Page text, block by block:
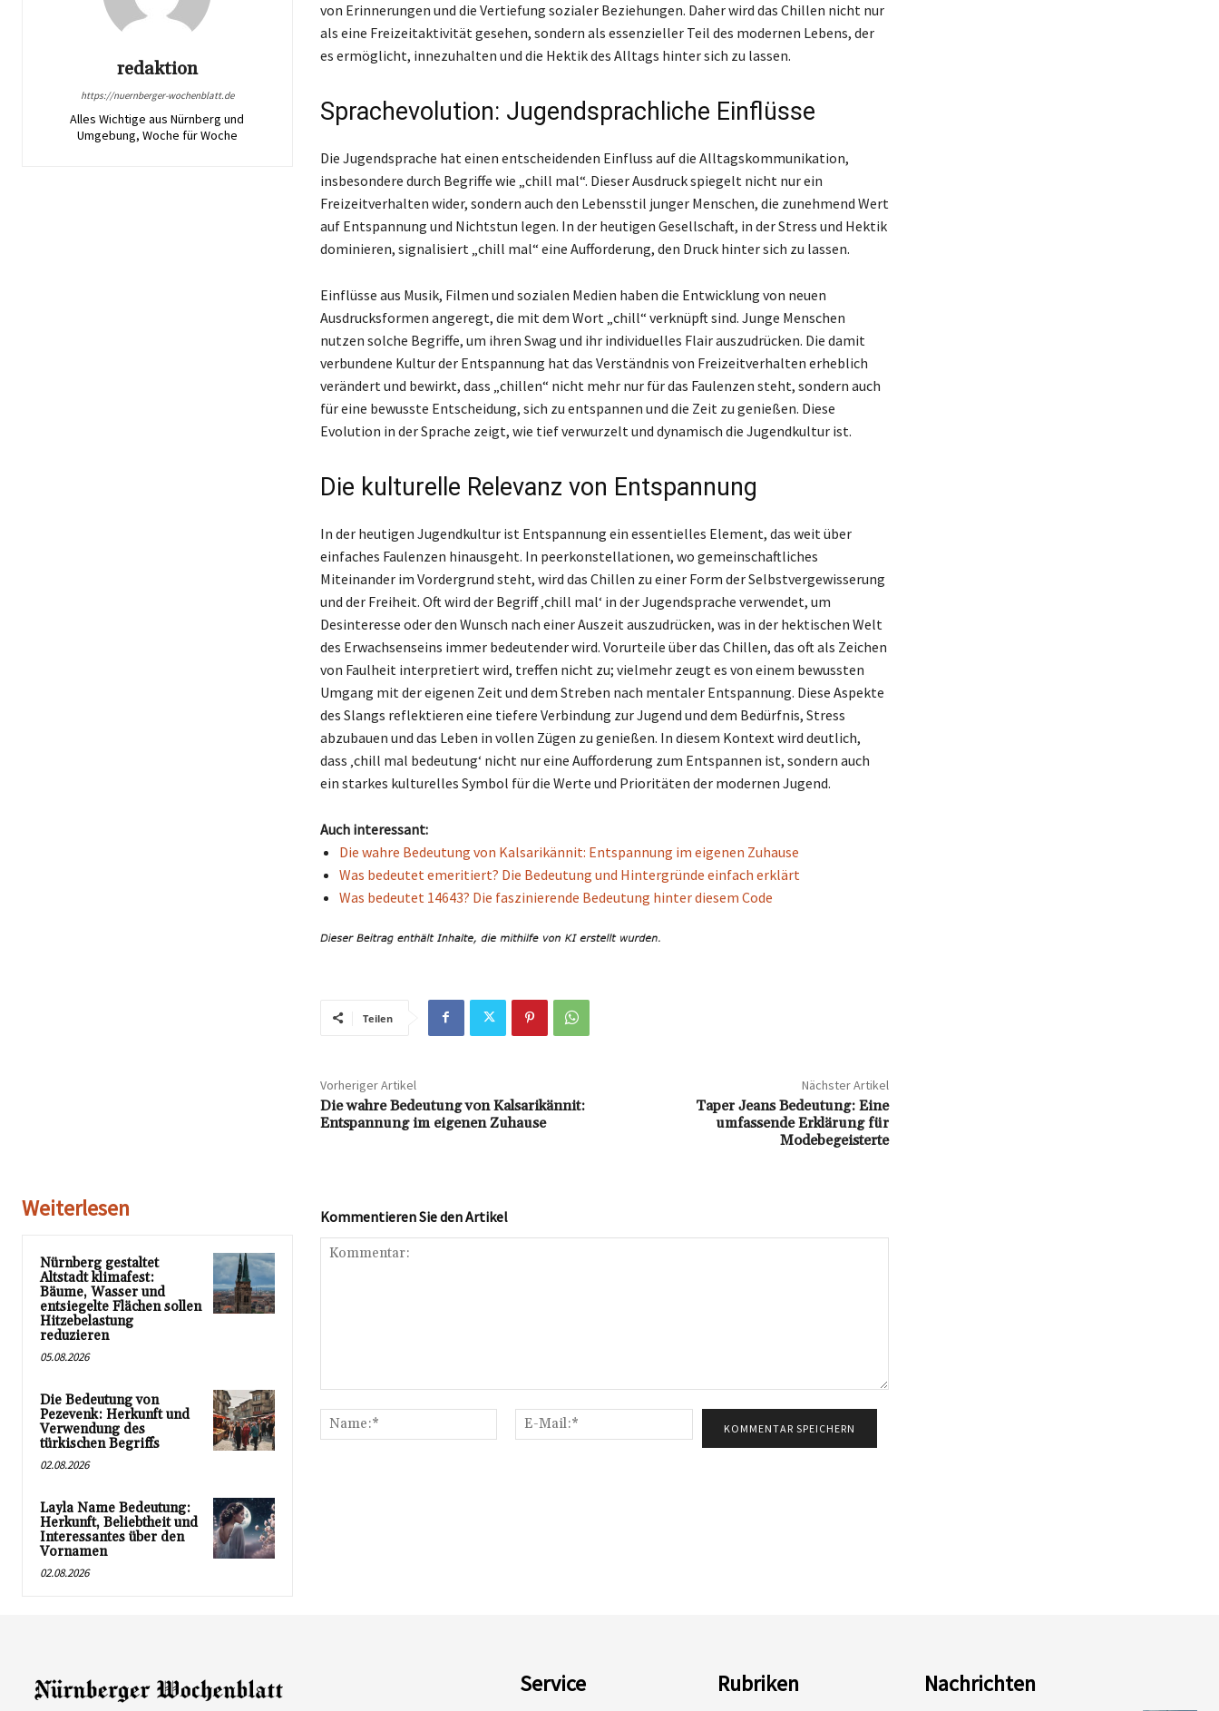
redaktion
https://nuernberger-wochenblatt.de
Alles Wichtige aus Nürnberg und
Umgebung, Woche für Woche
von Erinnerungen und die Vertiefung sozialer Beziehungen. Daher wird das Chillen nicht nur
als eine Freizeitaktivität gesehen, sondern als essenzieller Teil des modernen Lebens, der
es ermöglicht, innezuhalten und die Hektik des Alltags hinter sich zu lassen.
Sprachevolution: Jugendsprachliche Einflüsse
Die Jugendsprache hat einen entscheidenden Einfluss auf die Alltagskommunikation,
insbesondere durch Begriffe wie „chill mal“. Dieser Ausdruck spiegelt nicht nur ein
Freizeitverhalten wider, sondern auch den Lebensstil junger Menschen, die zunehmend Wert
auf Entspannung und Nichtstun legen. In der heutigen Gesellschaft, in der Stress und Hektik
dominieren, signalisiert „chill mal“ eine Aufforderung, den Druck hinter sich zu lassen.
Einflüsse aus Musik, Filmen und sozialen Medien haben die Entwicklung von neuen
Ausdrucksformen angeregt, die mit dem Wort „chill“ verknüpft sind. Junge Menschen
nutzen solche Begriffe, um ihren Swag und ihr individuelles Flair auszudrücken. Die damit
verbundene Kultur der Entspannung hat das Verständnis von Freizeitverhalten erheblich
verändert und bewirkt, dass „chillen“ nicht mehr nur für das Faulenzen steht, sondern auch
für eine bewusste Entscheidung, sich zu entspannen und die Zeit zu genießen. Diese
Evolution in der Sprache zeigt, wie tief verwurzelt und dynamisch die Jugendkultur ist.
Die kulturelle Relevanz von Entspannung
In der heutigen Jugendkultur ist Entspannung ein essentielles Element, das weit über
einfaches Faulenzen hinausgeht. In peerkonstellationen, wo gemeinschaftliches
Miteinander im Vordergrund steht, wird das Chillen zu einer Form der Selbstvergewisserung
und der Freiheit. Oft wird der Begriff ‚chill mal‘ in der Jugendsprache verwendet, um
Desinteresse oder den Wunsch nach einer Auszeit auszudrücken, was in der hektischen Welt
des Erwachsenseins immer bedeutender wird. Vorurteile über das Chillen, das oft als Zeichen
von Faulheit interpretiert wird, treffen nicht zu; vielmehr zeugt es von einem bewussten
Umgang mit der eigenen Zeit und dem Streben nach mentaler Entspannung. Diese Aspekte
des Slangs reflektieren eine tiefere Verbindung zur Jugend und dem Bedürfnis, Stress
abzubauen und das Leben in vollen Zügen zu genießen. In diesem Kontext wird deutlich,
dass ‚chill mal bedeutung‘ nicht nur eine Aufforderung zum Entspannen ist, sondern auch
ein starkes kulturelles Symbol für die Werte und Prioritäten der modernen Jugend.
Auch interessant:
Die wahre Bedeutung von Kalsarikännit: Entspannung im eigenen Zuhause
Was bedeutet emeritiert? Die Bedeutung und Hintergründe einfach erklärt
Was bedeutet 14643? Die faszinierende Bedeutung hinter diesem Code
Teilen
Vorheriger Artikel
Die wahre Bedeutung von Kalsarikännit:
Entspannung im eigenen Zuhause
Nächster Artikel
Taper Jeans Bedeutung: Eine
umfassende Erklärung für
Modebegeisterte
Weiterlesen
Nürnberg gestaltet
Altstadt klimafest:
Bäume, Wasser und
entsiegelte Flächen sollen
Hitzebelastung
reduzieren
05.08.2026
Die Bedeutung von
Pezevenk: Herkunft und
Verwendung des
türkischen Begriffs
02.08.2026
Layla Name Bedeutung:
Herkunft, Beliebtheit und
Interessantes über den
Vornamen
02.08.2026
Kommentieren Sie den Artikel
Name:*
Mail:*
Service Rubriken Nachrichten